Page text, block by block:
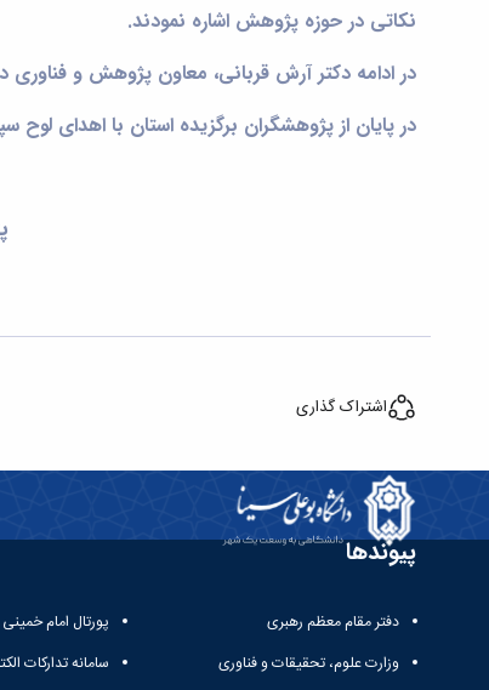
نکاتی در حوزه پژوهش اشاره نمودند.
در ادامه دکتر آرش قربانی، معاون پژوهش و فناوری
در پایان از پژوهشگران برگزیده استان با اهدای لوح
اشتراک گذاری
پیوندها
دفتر مقام معظم رهبری
وزارت علوم، تحقیقات و فناوری
پورتال امام
سامانه تدارکات